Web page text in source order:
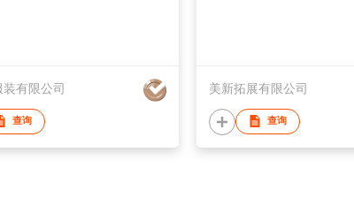
有限公司
查询
美新拓展有限公司
查询